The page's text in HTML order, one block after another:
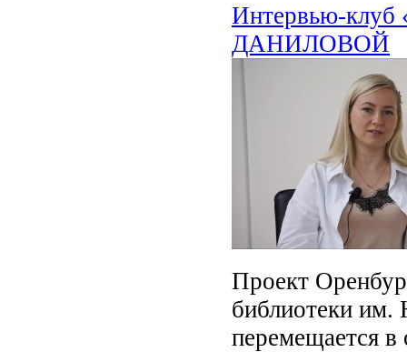
Интервью-
ДАНИЛОВОЙ
Проект
библиотеки
перемещается в